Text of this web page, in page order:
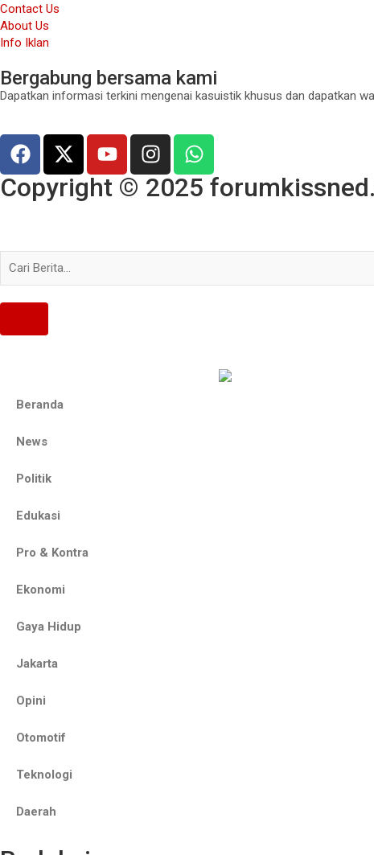
Contact Us
About Us
Info Iklan
Bergabung bersama kami
Dapatkan informasi terkini mengenai kasuistik khusus dan dapatkan
Copyright © 2025
Beranda
News
Politik
Edukasi
Pro & Kontra
Ekonomi
Gaya Hidup
Jakarta
Opini
Otomotif
Teknologi
Daerah